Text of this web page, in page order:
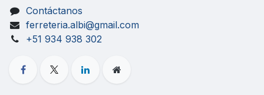
Contáctanos
ferreteria.albi@gmail.com
+51 934 938 302